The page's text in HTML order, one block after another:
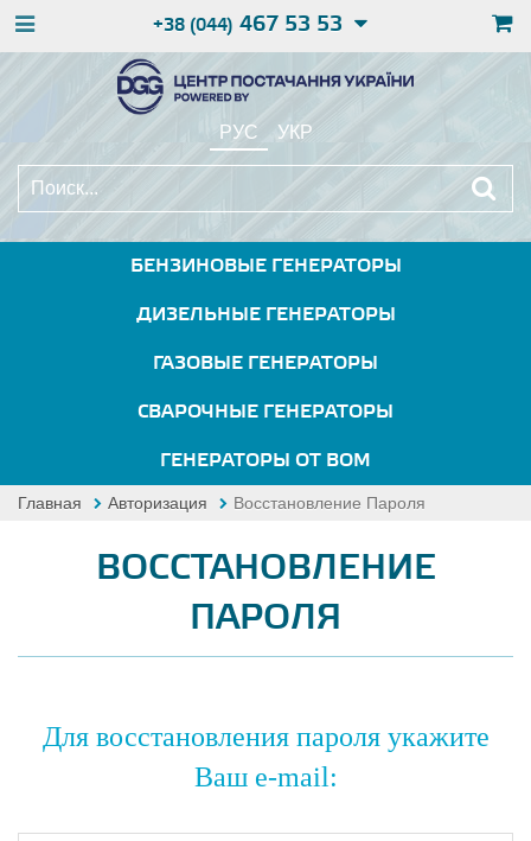
+38 (044) 467 53 53
РУС УКР
БЕНЗИНОВЫЕ ГЕНЕРАТОРЫ
ДИЗЕЛЬНЫЕ ГЕНЕРАТОРЫ
ГАЗОВЫЕ ГЕНЕРАТОРЫ
СВАРОЧНЫЕ ГЕНЕРАТОРЫ
ГЕНЕРАТОРЫ ОТ ВОМ
Главная Авторизация Восстановление Пароля
ВОССТАНОВЛЕНИЕ
ПАРОЛЯ
Для восстановления пароля укажите
Ваш e-mail: